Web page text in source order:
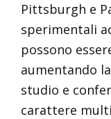
Pittsburgh e
sperimentali
possono
aumentando
studio e
carattere